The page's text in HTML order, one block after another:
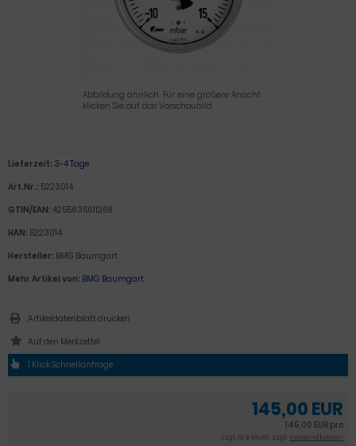
Abbildung ähnlich. Für eine größere Ansicht
klicken Sie auf das Vorschaubild
145,00 EUR
145,00 EUR pro
zzgl. 19 % MwSt. zzgl.Versandkosten
Lieferzeit: 3-4 Tage
Art.Nr.: 5223014
GTIN/EAN: 4255635611268
HAN: 5223014
Hersteller: BMG Baumgart
Mehr Artikel von: BMG Baumgart
Artikeldatenblatt drucken
1 Klick Schnellanfrage